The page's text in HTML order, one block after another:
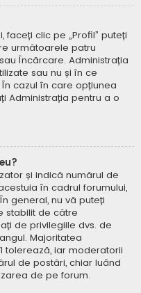
faceți clic pe „Profil” puteți
următoarele patru
Încărcare. Administrația
sau nu și în ce
cazul în care opțiunea
Administrația pentru a o
și indică numărul de
în cadrul forumului,
general, nu vă puteți
stabilit de către
de privilegiile dvs. de
Majoritatea
tolerează, iar moderatorii
de postări, chiar luând
de pe forum.